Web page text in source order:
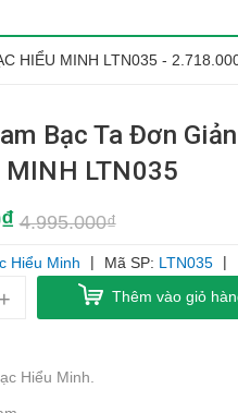
HIỂU MINH LTN035 -
Bạc Ta Đơn
MINH LTN035
4.995.000₫
Hiểu Minh | Mã SP: LTN035 |
+ Thêm vào giỏ
Hiểu Minh.